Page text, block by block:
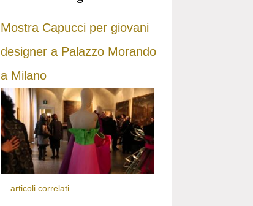
Mostra Capucci per giovani
designer a Palazzo Morando
a Milano
articoli correlati